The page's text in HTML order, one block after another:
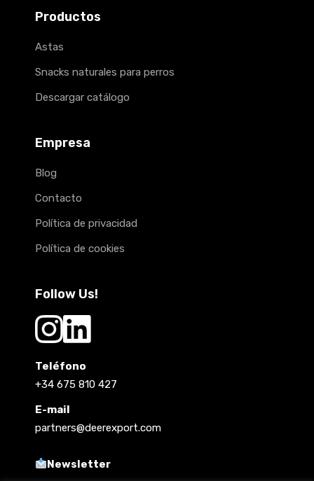
Productos
Astas
Snacks naturales para perros
Descargar catálogo
Empresa
Blog
Contacto
Política de privacidad
Política de cookies
Follow Us!
Teléfono
+34 675 810 427
E-mail
partners@deerexport.com
Newsletter